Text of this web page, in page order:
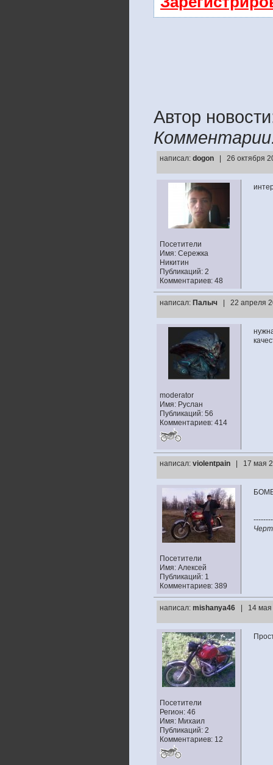
Автор
написал: dogon | 26 октября
Посетители
Имя: Сережка
Никитин
Публикаций: 2
Комментариев: 48
написал: Палыч | 22 апреля
moderator
Имя: Руслан
Публикаций: 56
Комментариев: 414
написал: violentpain | 17 мая
Посетители
Имя: Алексей
Публикаций: 1
Комментариев: 389
Черт
написал: mishanya46 | 14
Посетители
Регион: 46
Имя: Михаил
Публикаций: 2
Комментариев: 12